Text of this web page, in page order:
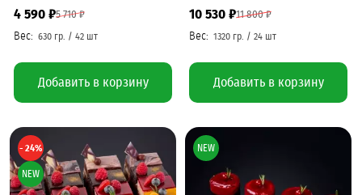
5 710 ₽
4 590 ₽
Добавить в корзину
11 800 ₽
10 530 ₽
Добавить в корзину
- 24%
NEW
NEW